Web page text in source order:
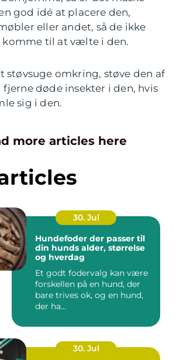
god idé at placere den,
eller andet, så de ikke
komme til at vælte i den.
støvsuge omkring, støve den af
døde insekter i den, hvis
sig i den.
more articles here
30. Jul
Hundefoder der passer til
din hunds alder, størrelse
og hverdag
Et godt fodervalg kan være
forskellen på en hund, der
bare trives ok, og en hund,
der ha...
30. Jul